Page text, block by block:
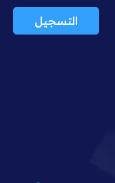
التسجيل